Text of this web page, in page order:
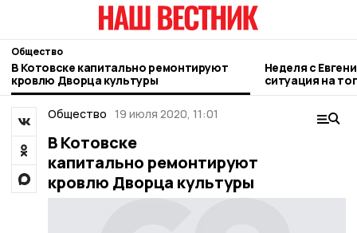
Общество
В Котовске капитально ремонтируют
кровлю Дворца культуры
Неделя с
ситуация на
городе и
Общество 19 июля 2020, 11:01
В Котовске
капитально ремонтируют
кровлю Дворца культуры